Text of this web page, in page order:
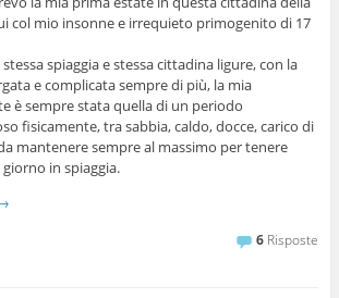
col mio insonne e irrequieto primogenito di 17
spiaggia e stessa cittadina ligure, con la
e complicata sempre di più, la mia
è sempre stata quella di un periodo
fisicamente, tra sabbia, caldo, docce, carico di
mantenere sempre al massimo per tenere
in spiaggia.
6 Risposte